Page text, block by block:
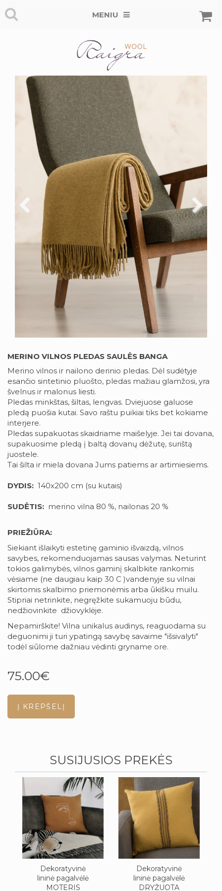
MENIU
MERINO VILNOS PLEDAS SAULĖS BANGA
Merino vilnos ir nailono derinio pledas. Dėl sudėtyje
esančio sintetinio pluošto, pledas mažiau glamžosi, yra
švelnus ir malonus liesti.
Pledas minkštas, šiltas, lengvas. Dviejuose galuose
pledą puošia kutai. Savo raštu puikiai tiks bet kokiame
interjere.
Pledas supakuotas skaidriame maišelyje. Jei tai dovana,
supakuosime pledą į baltą dovanų dėžutę, surištą
juostele.
Tai šilta ir miela dovana Jums patiems ar artimiesiems.
DYDIS: 140x200 cm (su kutais)
SUDĖTIS: merino vilna 80 %, nailonas 20 %
PRIEŽIŪRA:
Siekiant išlaikyti estetinę gaminio išvaizdą, vilnos
savybes, rekomenduojamas sausas valymas. Neturint
tokios galimybės, vilnos gaminį skalbkite rankomis
vėsiame (ne daugiau kaip 30 C )vandenyje su vilnai
skirtomis skalbimo priemonėmis arba ūkišku muilu.
Stipriai netrinkite, negręžkite sukamuoju būdu,
nedžiovinkite džiovyklėje.
Nepamirškite! Vilna unikalus audinys, reaguodama su
deguonimi ji turi ypatingą savybę savaime "išsivalyti"
todėl siūlome dažniau vėdinti gryname ore.
75.00€
SUSIJUSIOS PREKĖS
Dekoratyvinė
lininė pagalvėlė
MOTERIS
Dekoratyvinė
lininė pagalvėlė
DRYŽUOTA